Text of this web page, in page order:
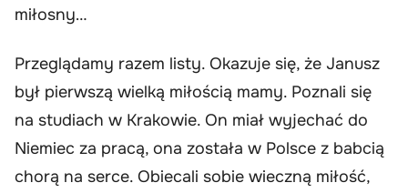
miłosny…
Przeglądamy razem listy. Okazuje się, że Janusz
był pierwszą wielką miłością mamy. Poznali się
na studiach w Krakowie. On miał wyjechać do
Niemiec za pracą, ona została w Polsce z babcią
chorą na serce. Obiecali sobie wieczną miłość,